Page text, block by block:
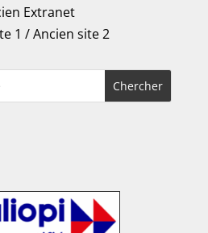
Extranet
1 /Ancien site 2